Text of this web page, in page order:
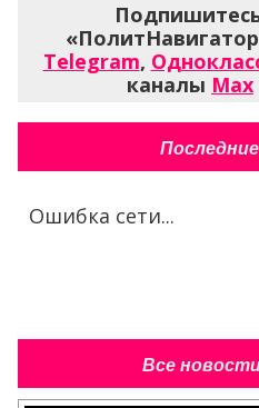
Telegram,
каналы Max
Ошибка сети...
Все